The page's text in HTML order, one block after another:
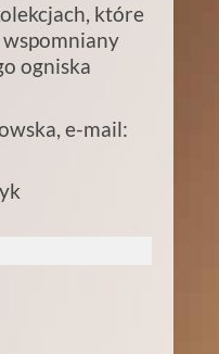
które
ogniska
e-mail: